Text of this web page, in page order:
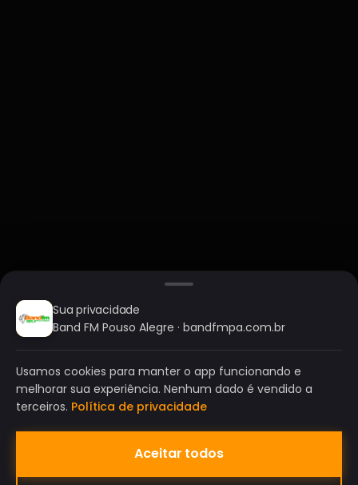
Sua privacidade
Band FM Pouso Alegre · bandfmpa.com.br
Usamos cookies para manter o app funcionando e
melhorar sua experiência. Nenhum dado é vendido a
terceiros. Política de privacidade
Aceitar todos